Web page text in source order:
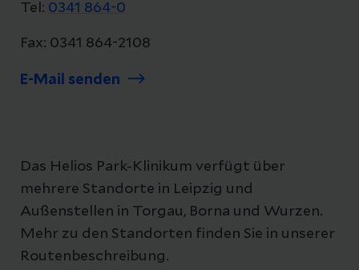
Tel: 0341 864-0
Fax: 0341 864-2108
E-Mail senden
Das Helios Park-Klinikum verfügt über
mehrere Standorte in Leipzig und
Außenstellen in Torgau, Borna und Wurzen.
Mehr zu den Standorten finden Sie in unserer
Routenbeschreibung.